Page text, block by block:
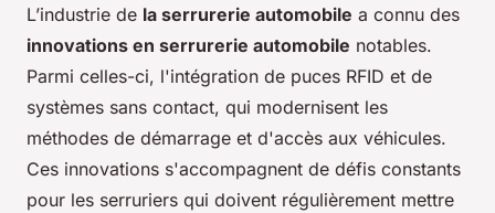
L’industrie de la serrurerie automobile a connu des
innovations en serrurerie automobile notables.
Parmi celles-ci, l'intégration de puces RFID et de
systèmes sans contact, qui modernisent les
méthodes de démarrage et d'accès aux véhicules.
Ces innovations s'accompagnent de défis constants
pour les serruriers qui doivent régulièrement mettre